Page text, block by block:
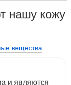
нашу кожу
вещества
и являются